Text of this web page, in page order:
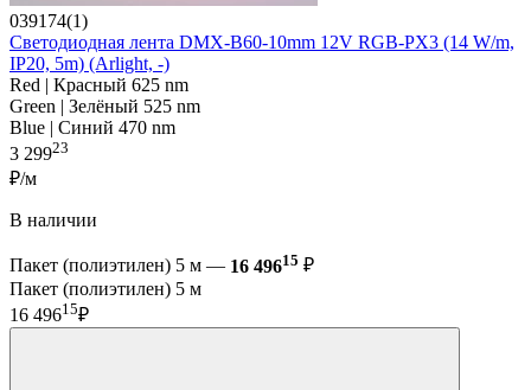
039174(1)
Светодиодная лента DMX-B60-10mm 12V RGB-PX3 (14 W/m,
IP20, 5m) (Arlight, -)
Red | Красный 625 nm
Green | Зелёный 525 nm
Blue | Синий 470 nm
3 29923
₽/м
В наличии
Пакет (полиэтилен) 5 м — 16 49615 ₽
Пакет (полиэтилен) 5 м
16 49615₽